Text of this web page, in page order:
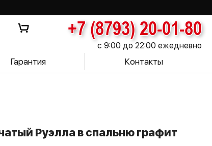
+7 (8793) 20-01-80
с 9:00 до 22:00 ежедневно
Гарантия Контакты
Руэлла в спальню графит